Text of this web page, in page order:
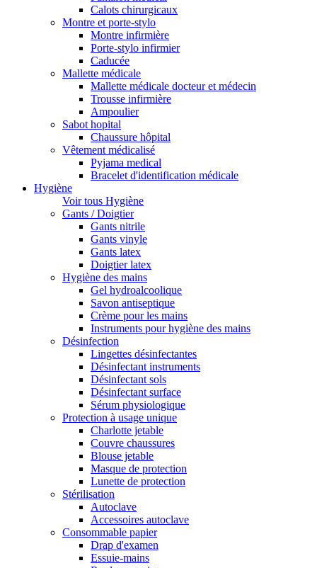
Calots chirurgicaux
Montre et porte-stylo
Montre infirmière
Porte-stylo infirmier
Caducée
Mallette médicale
Mallette médicale docteur et médecin
Trousse infirmière
Ampoulier
Sabot hopital
Chaussure hôpital
Vêtement médicalisé
Pyjama medical
Bracelet d'identification médicale
Hygiène
Voir tous Hygiène
Gants / Doigtier
Gants nitrile
Gants vinyle
Gants latex
Doigtier latex
Hygiène des mains
Gel hydroalcoolique
Savon antiseptique
Crème pour les mains
Instruments pour hygiène des mains
Désinfection
Lingettes désinfectantes
Désinfectant instruments
Désinfectant sols
Désinfectant surface
Sérum physiologique
Protection à usage unique
Charlotte jetable
Couvre chaussures
Blouse jetable
Masque de protection
Lunette de protection
Stérilisation
Autoclave
Accessoires autoclave
Consommable papier
Drap d'examen
Essuie-mains